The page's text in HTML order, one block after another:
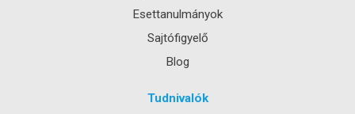
Esettanulmányok
Sajtófigyelő
Blog
Tudnivalók